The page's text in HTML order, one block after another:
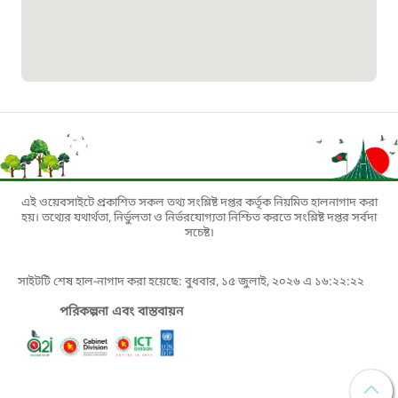
০১৯০৮৮৮৮৮৮৮
মাদকদ্রব্য নিয়ন্ত্রণ হটলাইন
১৬১১৩
জরুরী অভ্যন্তরীণ নৌ-পরিবহন হটলাইন
১৬৪৪৫
পাসপোর্ট বাতায়ন হটলাইন
এই ওয়েবসাইটে প্রকাশিত সকল তথ্য সংশ্লিষ্ট দপ্তর কর্তৃক নিয়মিত হালনাগাদ করা
হয়। তথ্যের যথার্থতা, নির্ভুলতা ও নির্ভরযোগ্যতা নিশ্চিত করতে সংশ্লিষ্ট দপ্তর সর্বদা
সচেষ্ট।
সাইটটি শেষ হাল-নাগাদ করা হয়েছে: বুধবার, ১৫ জুলাই, ২০২৬ এ ১৬:২২:২২
পরিকল্পনা এবং বাস্তবায়ন